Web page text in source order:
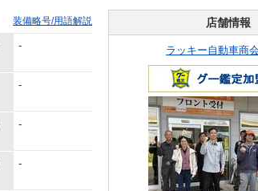
装備略号/用語解説
-
-
-
-
店舗情報
ラッキー自動車商